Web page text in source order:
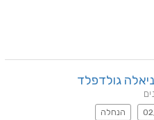
גולדפלד
הנחלה